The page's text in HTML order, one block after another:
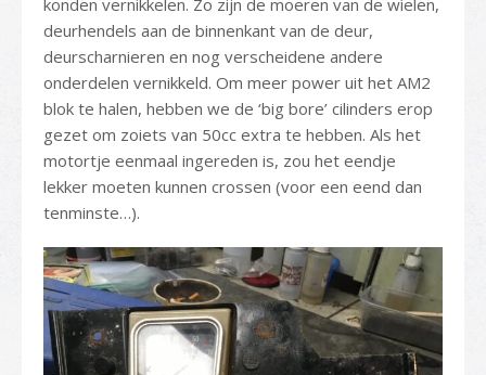
deurhendels aan de binnenkant van de deur,
deurscharnieren en nog verscheidene andere
onderdelen vernikkeld. Om meer power uit het AM2
blok te halen, hebben we de ‘big bore’ cilinders erop
gezet om zoiets van 50cc extra te hebben. Als het
motortje eenmaal ingereden is, zou het eendje
lekker moeten kunnen crossen (voor een eend dan
tenminste…).